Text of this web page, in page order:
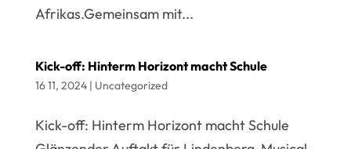
Afrikas.Gemeinsam mit...
Kick-off: Hinterm Horizont macht Schule
16 11, 2024| Uncategorized
Kick-off: Hinterm Horizont macht Schule